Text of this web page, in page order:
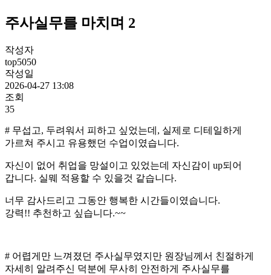
주사실무를 마치며 2
작성자
top5050
작성일
2026-04-27 13:08
조회
35
# 무섭고, 두려워서 피하고 싶었는데, 실제로 디테일하게
가르쳐 주시고 유용했던 수업이였습니다.
자신이 없어 취업을 망설이고 있었는데 자신감이 up되어
갑니다. 실뭬 적용할 수 있을것 같습니다.
너무 감사드리고 그동안 행복한 시간들이였습니다.
강력!! 추천하고 싶습니다.~~
# 어렵게만 느껴졌던 주사실무였지만 원장님께서 친절하게
자세히 알려주신 덕분에 무사히 안전하게 주사실무를